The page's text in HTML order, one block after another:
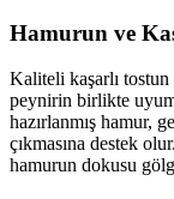
Hamurun ve
Kaliteli kaşarlı
peynirin birlikte
hazırlanmış hamur,
çıkmasına destek
hamurun dokusu